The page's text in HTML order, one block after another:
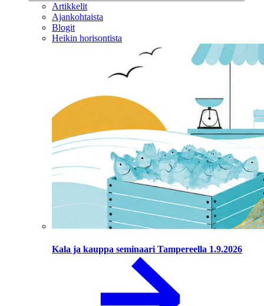
Artikkelit
Ajankohtaista
Blogit
Heikin horisontista
Kala ja kauppa seminaari Tampereella 1.9.2026